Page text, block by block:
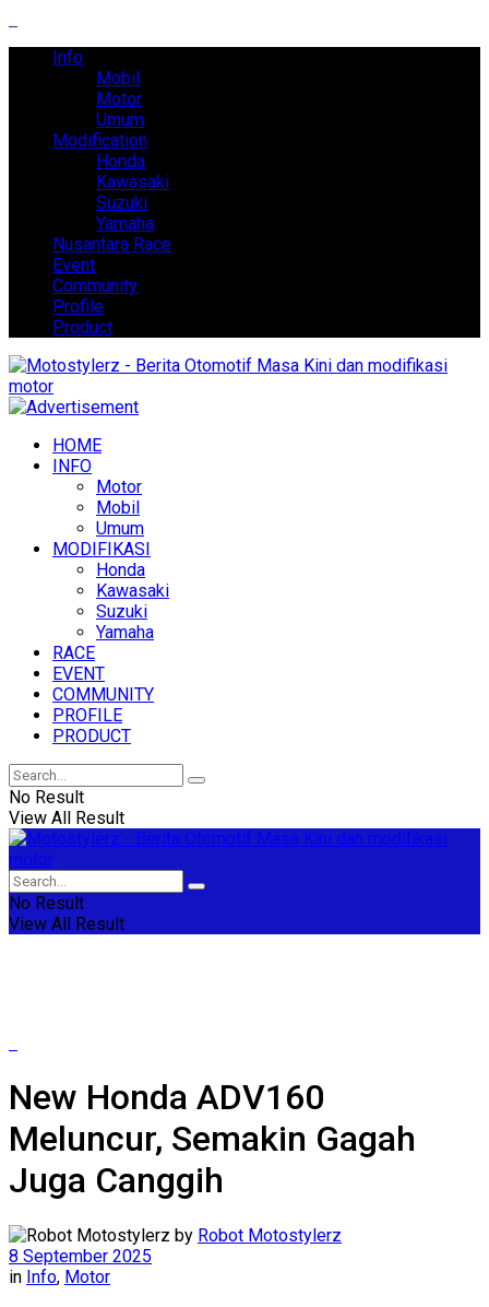
Info
Mobil
Motor
Umum
Modification
Honda
Kawasaki
Suzuki
Yamaha
Nusantara Race
Event
Community
Profile
Product
HOME
INFO
Motor
Mobil
Umum
MODIFIKASI
Honda
Kawasaki
Suzuki
Yamaha
RACE
EVENT
COMMUNITY
PROFILE
PRODUCT
No Result
View All Result
No Result
View All Result
New Honda ADV160
Meluncur, Semakin Gagah
Juga Canggih
by Robot Motostylerz
8 September 2025
in Info, Motor